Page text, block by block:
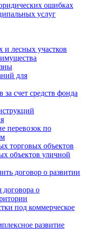
ошибках
услуг
и лесных участков
для
счет средств фонда
перевозок по
торговых объектов
объектов уличной
договор о развитии
договора о
под коммерческое
развитие